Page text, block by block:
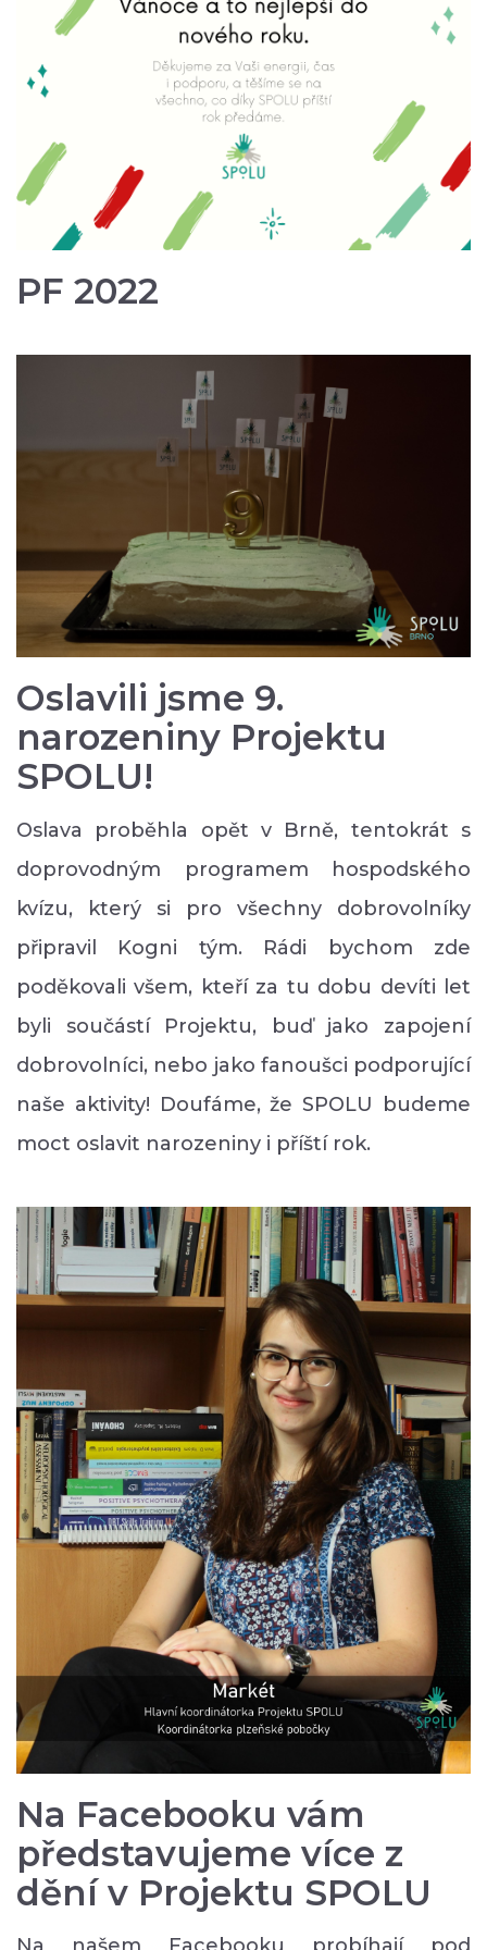
PF 2022
Oslavili jsme 9.
narozeniny Projektu
SPOLU!
Oslava proběhla opět v Brně, tentokrát s
doprovodným programem hospodského
kvízu, který si pro všechny dobrovolníky
připravil Kogni tým. Rádi bychom zde
poděkovali všem, kteří za tu dobu devíti let
byli součástí Projektu, buď jako zapojení
dobrovolníci, nebo jako fanoušci podporující
naše aktivity! Doufáme, že SPOLU budeme
moct oslavit narozeniny i příští rok.
Na Facebooku vám
představujeme více z
dění v Projektu SPOLU